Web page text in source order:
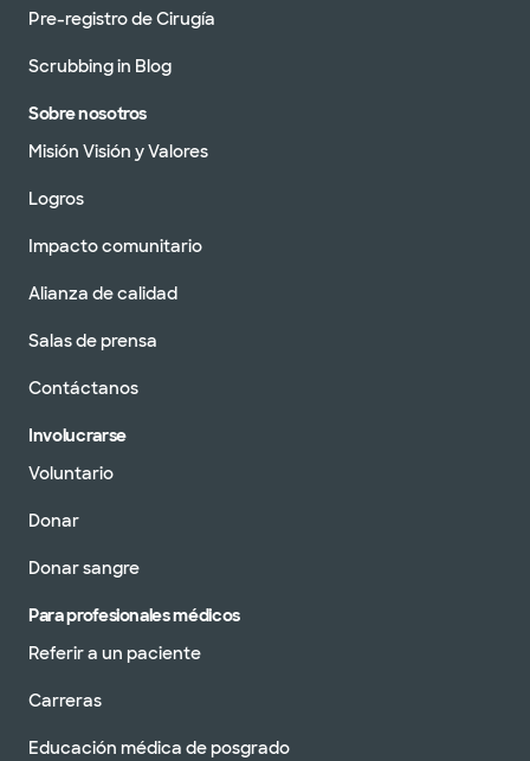
Pre-registro de Cirugía
Scrubbing in Blog
Sobre nosotros
Misión Visión y Valores
Logros
Impacto comunitario
Alianza de calidad
Salas de prensa
Contáctanos
Involucrarse
Voluntario
Donar
Donar sangre
Para profesionales médicos
Referir a un paciente
Carreras
Educación médica de posgrado